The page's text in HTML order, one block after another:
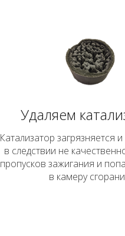
Удаляем
Катализатор загрязняется
в следствии не
пропусков зажигания и
в камеру